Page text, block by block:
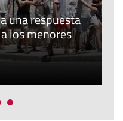
una respuesta
los menores